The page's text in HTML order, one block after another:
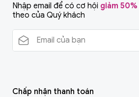
Nhập email để có cơ hội giảm 50%
theo của Quý khách
Chấp nhận thanh toán